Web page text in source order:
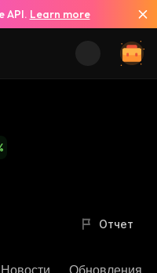
API. Learn more
Отчет
Новости Обновления